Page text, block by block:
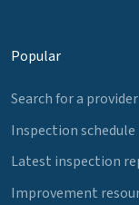
Popular
Search for a provider
Inspection schedule
Latest inspection
Improvement